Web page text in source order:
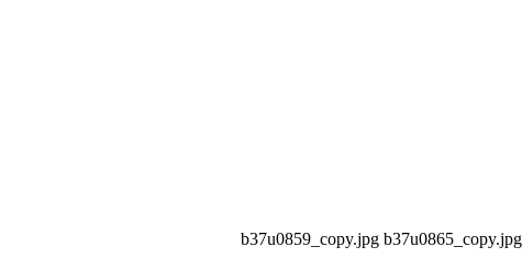
b37u0859_copy.jpg